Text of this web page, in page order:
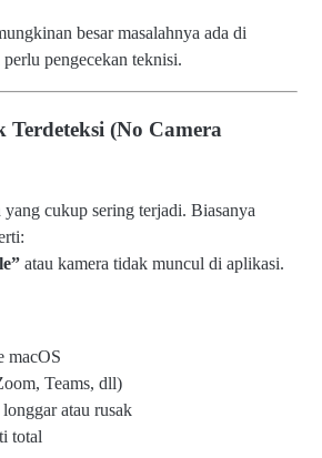
besar masalahnya ada di
pengecekan teknisi.
(No Camera
yang cukup sering terjadi. Biasanya
atau kamera tidak muncul di aplikasi.
macOS
Teams, dll)
atau rusak
total